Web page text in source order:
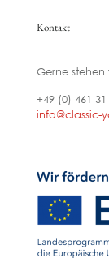
Kontakt
Gerne
+49 (0) 461
info@classic-